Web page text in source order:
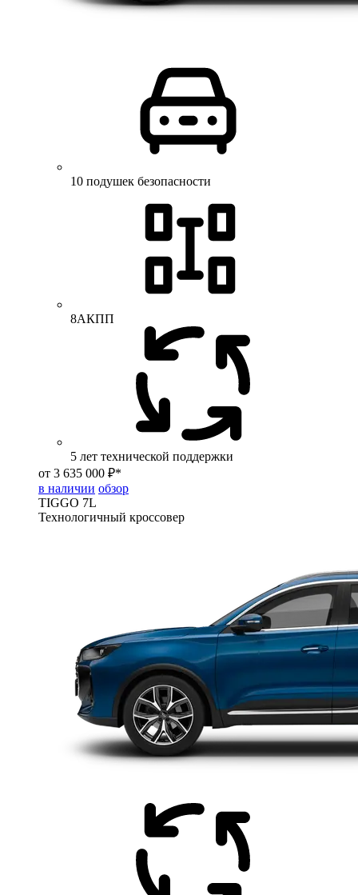
10 подушек безопасности
8АКПП
5 лет технической поддержки
от 3 635 000 ₽*
в наличии обзор
TIGGO 7L
Технологичный кроссовер